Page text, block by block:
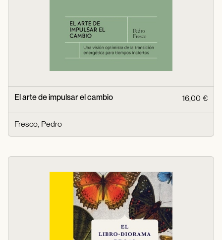
El arte de impulsar el cambio 16,00 €
Fresco, Pedro